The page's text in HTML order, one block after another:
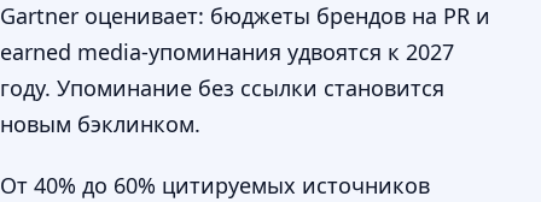
Gartner оценивает: бюджеты брендов на PR и
earned media-упоминания удвоятся к 2027
году. Упоминание без ссылки становится
новым бэклинком.
От 40% до 60% цитируемых источников